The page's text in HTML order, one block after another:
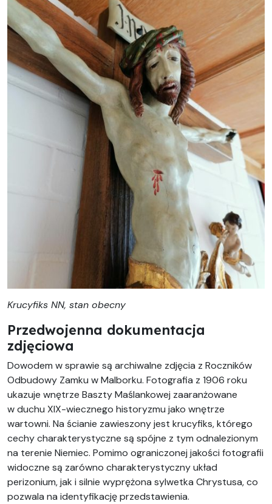
Krucyfiks NN, stan obecny
Przedwojenna dokumentacja
zdjęciowa
Dowodem w sprawie są archiwalne zdjęcia z Roczników
Odbudowy Zamku w Malborku. Fotografia z 1906 roku
ukazuje wnętrze Baszty Maślankowej zaaranżowane
w duchu XIX-wiecznego historyzmu jako wnętrze
wartowni. Na ścianie zawieszony jest krucyfiks, którego
cechy charakterystyczne są spójne z tym odnalezionym
na terenie Niemiec. Pomimo ograniczonej jakości fotografii
widoczne są zarówno charakterystyczny układ
perizonium, jak i silnie wyprężona sylwetka Chrystusa, co
pozwala na identyfikację przedstawienia.